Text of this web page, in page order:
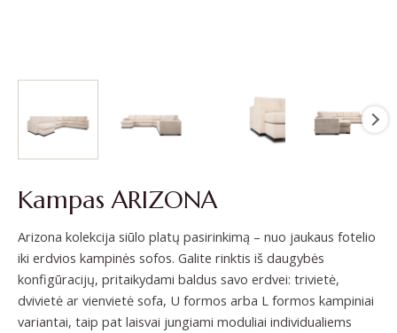
Kampas ARIZONA
Arizona kolekcija siūlo platų pasirinkimą – nuo jaukaus fotelio
iki erdvios kampinės sofos. Galite rinktis iš daugybės
konfigūracijų, pritaikydami baldus savo erdvei: trivietė,
dvivietė ar vienvietė sofa, U formos arba L formos kampiniai
variantai, taip pat laisvai jungiami moduliai individualiems